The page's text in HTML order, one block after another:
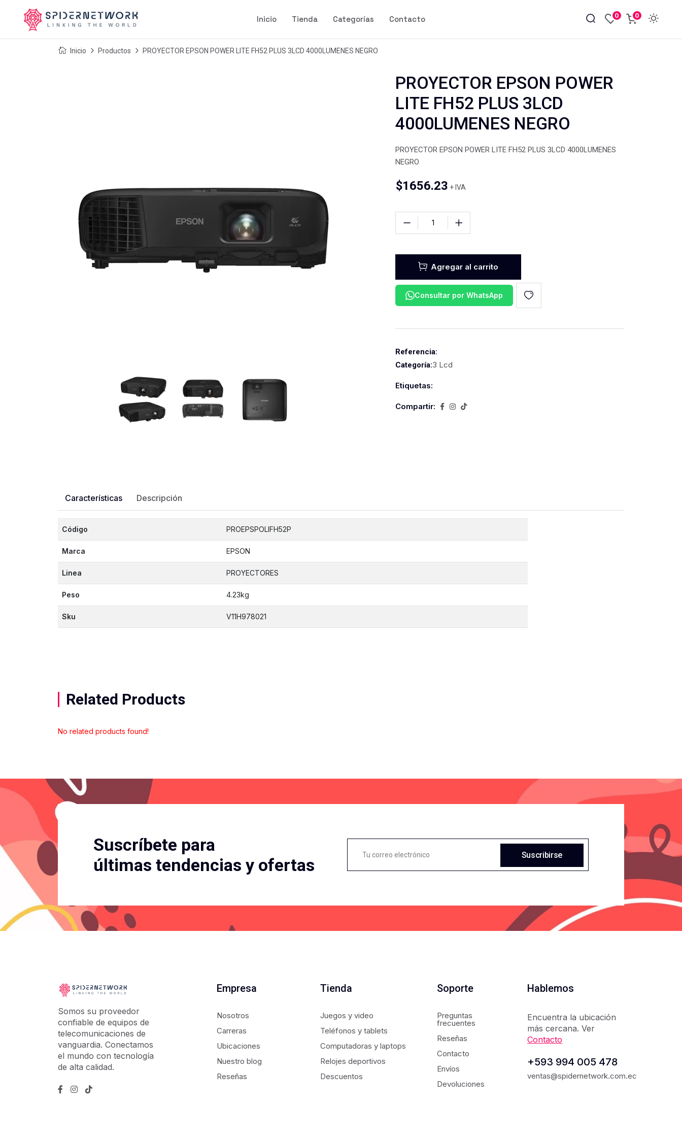
Inicio Tienda Categorías Contacto 0 0
Inicio Productos PROYECTOR EPSON POWER LITE FH52 PLUS 3LCD 4000LUMENES NEGRO
PROYECTOR EPSON POWER
LITE FH52 PLUS 3LCD
4000LUMENES NEGRO
PROYECTOR EPSON POWER LITE FH52 PLUS 3LCD 4000LUMENES
NEGRO
$1656.23 + IVA
Agregar al carrito
Consultar por WhatsApp
Referencia:
Categoría:3 Lcd
Etiquetas:
Compartir:
Características Descripción
Código PROEPSPOLIFH52P
Marca EPSON
Linea PROYECTORES
Peso 4.23kg
Sku V11H978021
Related Products
No related products found!
Suscríbete para
últimas tendencias y ofertas
Suscribirse
Somos su proveedor
confiable de equipos de
telecomunicaciones de
vanguardia. Conectamos
el mundo con tecnología
de alta calidad.
Empresa
Nosotros
Carreras
Ubicaciones
Nuestro blog
Reseñas
Tienda
Juegos y video
Teléfonos y tablets
Computadoras y laptops
Relojes deportivos
Descuentos
Soporte
Preguntas
frecuentes
Reseñas
Contacto
Envíos
Devoluciones
Hablemos
Encuentra la ubicación
más cercana. Ver
Contacto
+593 994 005 478
ventas@spidernetwork.com.ec